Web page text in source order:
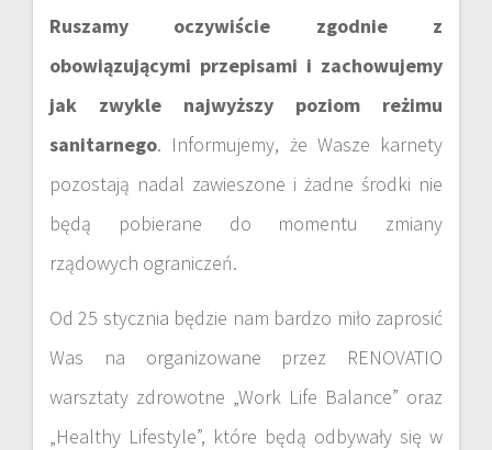
Ruszamy oczywiście zgodnie z
obowiązującymi przepisami i zachowujemy
jak zwykle najwyższy poziom reżimu
sanitarnego. Informujemy, że Wasze karnety
pozostają nadal zawieszone i żadne środki nie
będą pobierane do momentu zmiany
rządowych ograniczeń.
Od 25 stycznia będzie nam bardzo miło zaprosić
Was na organizowane przez RENOVATIO
warsztaty zdrowotne „Work Life Balance” oraz
„Healthy Lifestyle”, które będą odbywały się w